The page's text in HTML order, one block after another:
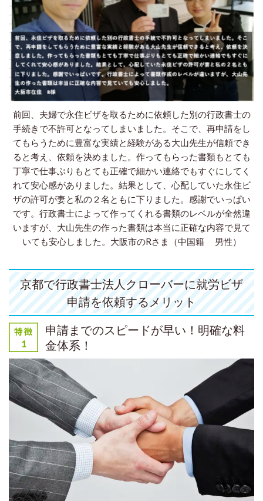
前回、夫婦で永住ビザを取るために依頼した別の行政書士の
手続きで不許可となってしまいました。そこで、再申請をし
てもらうために豊富な実績と経験がある大山先生が信頼でき
ると考え、依頼を決めました。作ってもらった書類もとても
丁寧で仕事ぶりもとても正確で細かい連絡でもすぐにしてく
れて安心感がありました。結果として、心配していた永住ビ
ザの許可が妻と私の２名ともに下りました。感謝でいっぱい
です。行政書士によって作ってくれる書類のレベルが全然違
いますが、大山先生の作った書類は本当に正確な内容で見て
いても安心しました。 大阪市のRさま（中国籍 男性）
京都で行政書士法人クローバーに就労ビザ
申請を依頼するメリット
申請までのスピードが早い！明確な料
金体系！